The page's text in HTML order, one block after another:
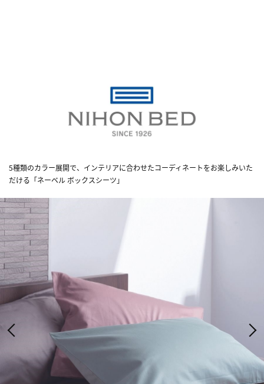
5種類のカラー展開で、インテリアに合わせたコーディネートをお楽しみいた
だける「ネーベル ボックスシーツ」